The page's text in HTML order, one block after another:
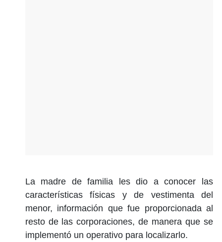
La madre de familia les dio a conocer las
características físicas y de vestimenta del
menor, información que fue proporcionada al
resto de las corporaciones, de manera que se
implementó un operativo para localizarlo.